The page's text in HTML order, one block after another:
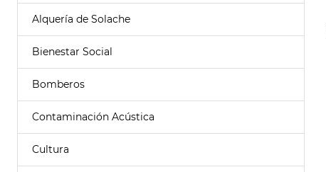
Alquería de Solache
Bienestar Social
Bomberos
Contaminación Acústica
Cultura